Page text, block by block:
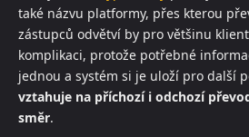
také názvu platformy, přes kterou
zástupců odvětví by pro většinu
komplikaci, protože potřebné
jednou a systém si je uloží pro další
vztahuje na příchozí i odchozí
směr.